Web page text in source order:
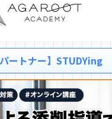
パートナー】STUDYing